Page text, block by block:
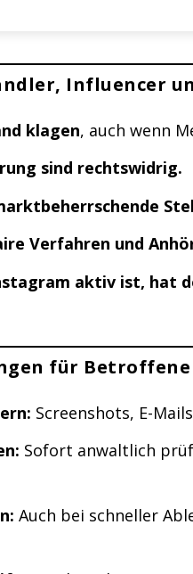
Influencer
klagen, auch wenn
sind rechtswidrig.
Verfahren und
aktiv ist, hat
für Betroffene
Screenshots, E-
Sofort anwaltlich
Auch bei schneller